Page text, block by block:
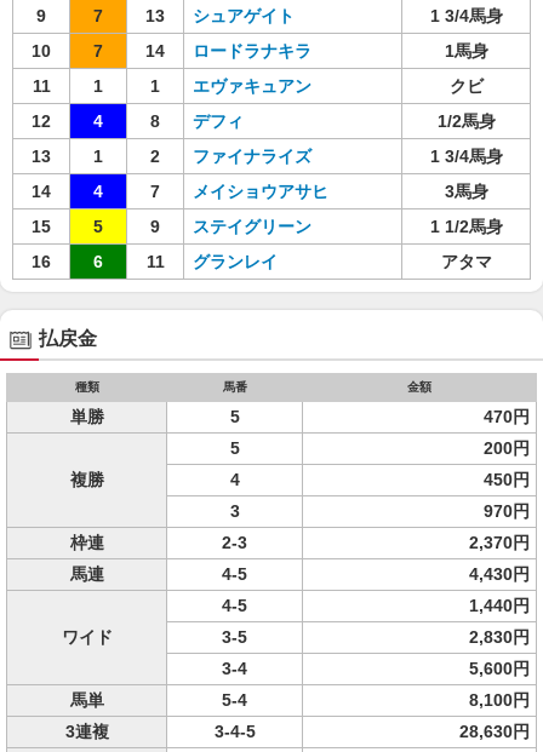
9
7 13 シュアゲイト
1 3/4馬身
10
7 14 ロードラナキラ
1馬身
11
1 1 エヴァキュアン
クビ
12
4 8 デフィ
1/2馬身
13
1 2 ファイナライズ
1 3/4馬身
14
4 7 メイショウアサヒ
3馬身
15
5 9 ステイグリーン
1 1/2馬身
16
6 11 グランレイ アタマ
払戻金
種類 馬番 金額
単勝 5 470円
複勝
5
200円
4
450円
3
970円
枠連
2-3
2,370円
馬連
4-5 4,430円
ワイド
4-5
1,440円
3-5
2,830円
3-4
5,600円
馬単
5-4
8,100円
3連複
3-4-5
28,630円